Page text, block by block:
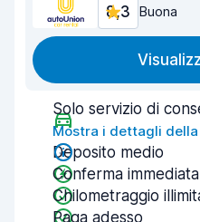
8,3 Buona
Solo servizio di
Mostra i dettagli
Deposito medio
Conferma
Chilometraggio
Paga adesso